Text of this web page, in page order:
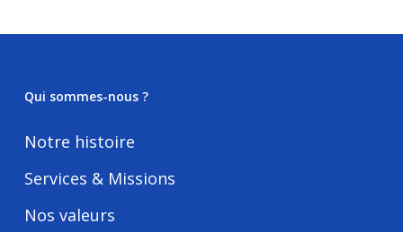
Qui sommes-nous ?
Notre histoire
Services & Missions
Nos valeurs